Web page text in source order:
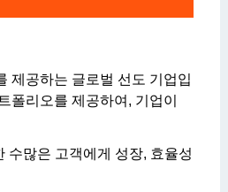
제공하는 글로벌 선도 기업입
폴리오를 제공하여, 기업이
수많은 고객에게 성장, 효율성